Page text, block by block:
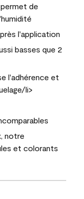
de
l'application
basses que 2
l'adhérence et
li>
notre
et colorants